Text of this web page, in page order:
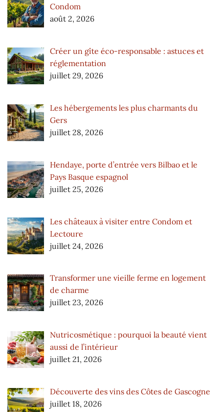
Condom
août 2, 2026
Créer un gîte éco-responsable : astuces et
réglementation
juillet 29, 2026
Les hébergements les plus charmants du
Gers
juillet 28, 2026
Hendaye, porte d’entrée vers Bilbao et le
Pays Basque espagnol
juillet 25, 2026
Les châteaux à visiter entre Condom et
Lectoure
juillet 24, 2026
Transformer une vieille ferme en logement
de charme
juillet 23, 2026
Nutricosmétique : pourquoi la beauté vient
aussi de l’intérieur
juillet 21, 2026
Découverte des vins des Côtes de Gascogne
juillet 18, 2026